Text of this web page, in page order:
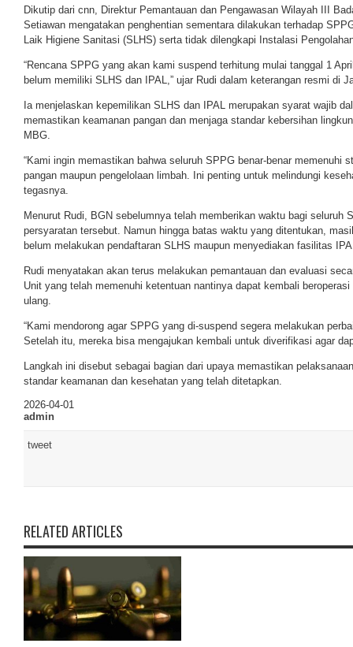
Dikutip dari cnn, Direktur Pemantauan dan Pengawasan Wilayah III
Setiawan mengatakan penghentian sementara dilakukan terhadap
Laik Higiene Sanitasi (SLHS) serta tidak dilengkapi Instalasi
“Rencana SPPG yang akan kami suspend terhitung mulai tanggal 1
belum memiliki SLHS dan IPAL,” ujar Rudi dalam keterangan resmi di
Ia menjelaskan kepemilikan SLHS dan IPAL merupakan syarat wajib
memastikan keamanan pangan dan menjaga standar kebersihan
MBG.
“Kami ingin memastikan bahwa seluruh SPPG benar-benar memenuhi
pangan maupun pengelolaan limbah. Ini penting untuk melindungi
tegasnya.
Menurut Rudi, BGN sebelumnya telah memberikan waktu bagi seluruh
persyaratan tersebut. Namun hingga batas waktu yang ditentukan,
belum melakukan pendaftaran SLHS maupun menyediakan fasilitas
Rudi menyatakan akan terus melakukan pemantauan dan evaluasi
Unit yang telah memenuhi ketentuan nantinya dapat kembali
ulang.
“Kami mendorong agar SPPG yang di-suspend segera melakukan
Setelah itu, mereka bisa mengajukan kembali untuk diverifikasi agar
Langkah ini disebut sebagai bagian dari upaya memastikan
standar keamanan dan kesehatan yang telah ditetapkan.
2026-04-01
admin
tweet
RELATED ARTICLES